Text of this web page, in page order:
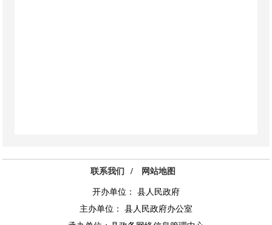
联系我们 / 网站地图
开办单位： 县人民政府
主办单位： 县人民政府办公室